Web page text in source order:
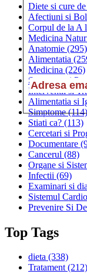
Diete si cure
Afectiuni si
Corpul de la A
Medicina
Anatomie (295)
Alimentatia
Medicina (226)
Sanatatea si
Interventii si
Alimentatia si
Simptome(114)
Stiati ca? (113)
Cercetari si
Documentare
Cancerul (88)
Organe si
Infectii (69)
Examinari si
Sistemul
Prevenire Si
Top Tags
dieta (338)
Tratament(212)